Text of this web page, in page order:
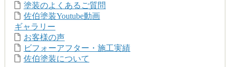
塗装のよくあるご質問
佐伯塗装Youtube動画
ギャラリー
お客様の声
ビフォーアフター・施工実績
佐伯塗装について